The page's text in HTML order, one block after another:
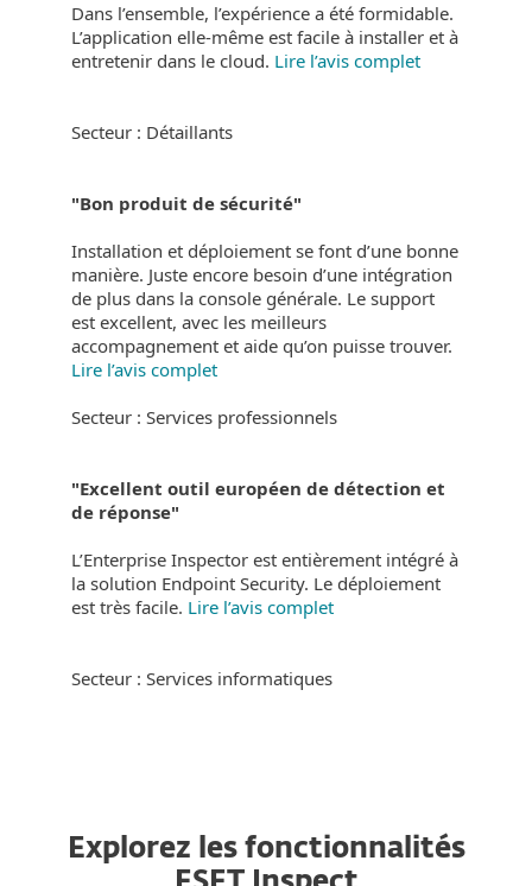
Dans l’ensemble, l’expérience a été formidable.
L’application elle-même est facile à installer et à
entretenir dans le cloud. Lire l’avis complet
Secteur : Détaillants
"Bon produit de sécurité"
Installation et déploiement se font d’une bonne
manière. Juste encore besoin d’une intégration
de plus dans la console générale. Le support
est excellent, avec les meilleurs
accompagnement et aide qu’on puisse trouver.
Lire l’avis complet
Secteur : Services professionnels
"Excellent outil européen de détection et
de réponse"
L’Enterprise Inspector est entièrement intégré à
la solution Endpoint Security. Le déploiement
est très facile. Lire l’avis complet
Secteur : Services informatiques
Explorez les fonctionnalités